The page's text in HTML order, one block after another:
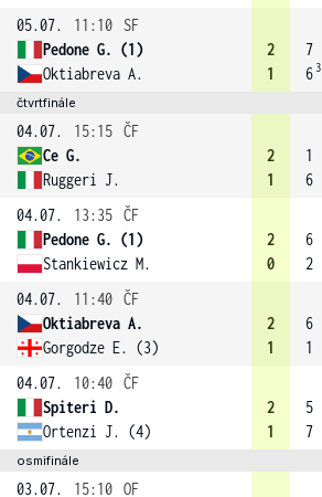
05.07.
11:10
SF
Pedone G. (1)
Oktiabreva A.
2
1
7
6 3
čtvrtfinále
04.07. 15:15 ČF
Ce G.
Ruggeri J.
2
1
1
6
04.07.
13:35 ČF
Pedone G. (1)
Stankiewicz M.
2
0
6
2
04.07.
11:40 ČF
Oktiabreva A.
Gorgodze E. (3)
2
1
6
1
04.07.
10:40 ČF
Spiteri D.
Ortenzi J. (4)
2
1
5
7
osmifinále
03.07. 15:10 OF